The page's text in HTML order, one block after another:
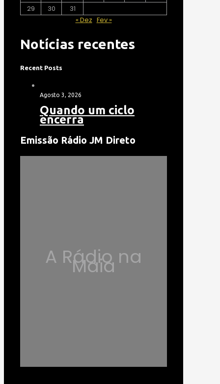
29
30
31
« Dez Fev »
Notícias recentes
Recent Posts
Agosto 3, 2026
Quando um ciclo
encerra
Emissão Rádio JM Direto
A Rádio na
Maia